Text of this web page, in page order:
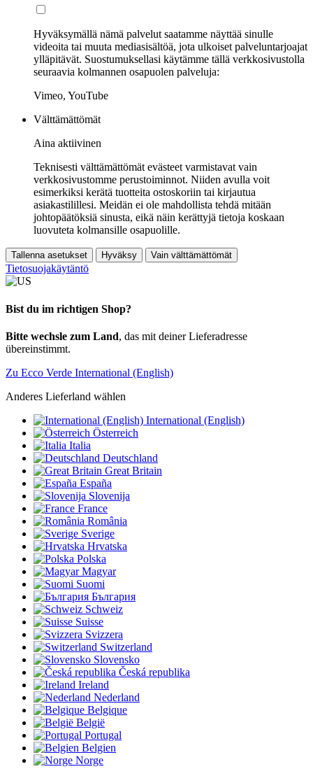
Hyväksymällä nämä palvelut saatamme näyttää sinulle
videoita tai muuta mediasisältöä, jota ulkoiset palveluntarjoajat
ylläpitävät. Suostumuksellasi käytämme tällä verkkosivustolla
seuraavia kolmannen osapuolen palveluja:
Vimeo, YouTube
Välttämättömät
Aina aktiivinen
Teknisesti välttämättömät evästeet varmistavat vain
verkkosivustomme perustoiminnot. Niiden avulla voit
esimerkiksi kerätä tuotteita ostoskoriin tai kirjautua
asiakastilillesi. Meidän ei ole mahdollista tehdä mitään
johtopäätöksiä sinusta, eikä näin kerättyjä tietoja koskaan
luovuteta kolmansille osapuolille.
Tallenna asetukset Hyväksy Vain välttämättömät
Tietosuojakäytäntö
Bist du im richtigen Shop?
Bitte wechsle zum Land, das mit deiner Lieferadresse
übereinstimmt.
Zu Ecco Verde International (English)
Anderes Lieferland wählen
International (English)
Österreich
Italia
Deutschland
Great Britain
España
Slovenija
France
România
Sverige
Hrvatska
Polska
Magyar
Suomi
България
Schweiz
Suisse
Svizzera
Switzerland
Slovensko
Česká republika
Ireland
Nederland
Belgique
België
Portugal
Belgien
Norge